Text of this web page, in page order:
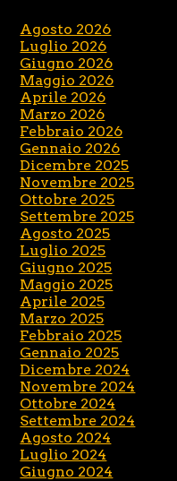
Agosto 2026
Luglio 2026
Giugno 2026
Maggio 2026
Aprile 2026
Marzo 2026
Febbraio 2026
Gennaio 2026
Dicembre 2025
Novembre 2025
Ottobre 2025
Settembre 2025
Agosto 2025
Luglio 2025
Giugno 2025
Maggio 2025
Aprile 2025
Marzo 2025
Febbraio 2025
Gennaio 2025
Dicembre 2024
Novembre 2024
Ottobre 2024
Settembre 2024
Agosto 2024
Luglio 2024
Giugno 2024